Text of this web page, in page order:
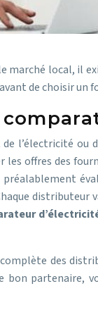
marché local, il
de choisir un
l’électricité
offres des
des
partenaire,